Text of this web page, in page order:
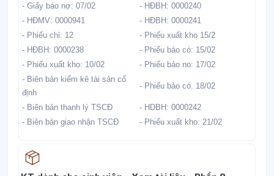
- Giấy báo nợ: 07/02
- HĐBH: 0000240
- HĐMV: 0000941
- HĐBH: 0000241
- Phiếu chỉ: 12
- Phiếu xuất kho 15/2
- HĐBH: 0000238
- Phiếu báo có: 15/02
- Phiếu xuất kho: 10/02
- Phiếu bảo no: 17/02
- Biên bản kiểm kê tài sản cố
định
- Phiếu bảo có. 18/02
- Biên bản thanh lý TSCĐ
- HDBH: 0000242
- Biên bản giao nhận TSCĐ
- Phiếu xuất kho: 21/02